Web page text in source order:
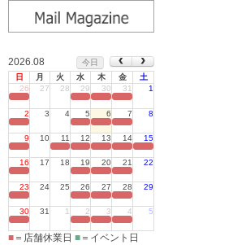
2026.08
今日
日
月 火 水 木 金
土
26
27 28 29 30 31 1
2 3 4 5 6 7 8
9 10 11 12 13 14 15
16 17 18 19 20 21 22
23 24 25 26 27 28 29
30 31 1 2 3 4 5
■ ＝店舗休業日 ■ ＝イベント日